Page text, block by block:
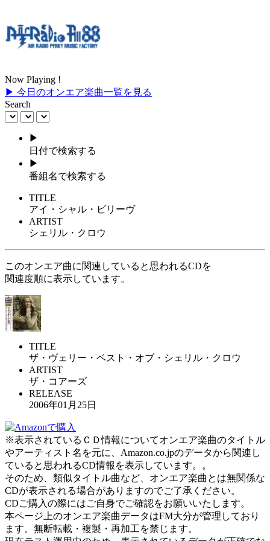
Now Playing !
▶ 今日のオンエア楽曲一覧を見る
Search
▶
日付で検索する
▶
番組名で検索する
TITLE
アイ・シャル・ビリーヴ
ARTIST
シェリル・クロウ
このオンエア曲に関連していると思われるCDを
関連度順に表示しています。
TITLE
ザ・ヴェリー・ベスト・オブ・シェリル・クロウ
ARTIST
ザ・コアーズ
RELEASE
2006年01月25日
※表示されているＣＤ情報についてオンエア楽曲のタイトル
やアーティスト名を元に、Amazon.co.jpのデータから関連し
ていると思われるCD情報を表示しています。。
そのため、類似タイトル曲など、オンエア楽曲とは無関係な
CDが表示される場合がありますのでご了承ください。
CDご購入の際にはご自身でご確認をお願いいたします。
本ページ上のオンエア楽曲データはFM大分が管理しており
ます。無断転載・複製・再加工を禁じます。